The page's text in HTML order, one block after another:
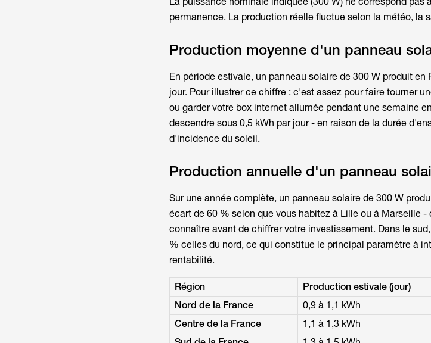
permanence. La production réelle fluctue selon la météo, la
Production moyenne d'un panneau
En période estivale, un panneau solaire de 300 W produit en
jour. Pour illustrer ce chiffre : c'est assez pour faire tourner
ou garder votre box internet allumée pendant une semaine
descendre sous 0,5 kWh par jour - en raison de la durée
d'incidence du soleil.
Production annuelle d'un panneau
Sur une année complète, un panneau solaire de 300 W
écart de 60 % selon que vous habitez à Lille ou à Marseille
connaître avant de chiffrer votre investissement. Dans le
% celles du nord, ce qui constitue le principal paramètre à
rentabilité.
Région Production estivale (jour)
Nord de la France
0,9 à 1,1 kWh
Centre de la France
1,1 à 1,3 kWh